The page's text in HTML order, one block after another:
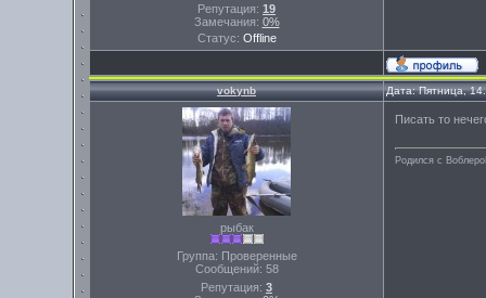
Репутация: 19
Замечания: 0%
Статус: Offline
vokynb Дата: Пятница,
рыбак
Группа: Проверенные
Сообщений: 58
Репутация: 3
Писать то
Родился с